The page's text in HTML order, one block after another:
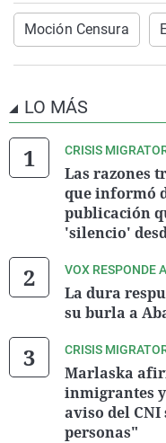
Moción Censura
LO MÁS
CRISIS
Las razones
que informó
publicación
'silencio'
VOX RESPONDE
La dura
su burla a
CRISIS
Marlaska
inmigrantes
aviso del
personas"